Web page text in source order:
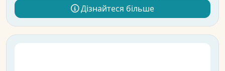
Дізнайтеся більше